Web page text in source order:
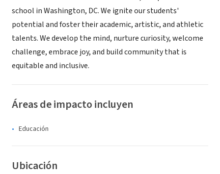
school in Washington, DC. We ignite our students'
potential and foster their academic, artistic, and athletic
talents. We develop the mind, nurture curiosity, welcome
challenge, embrace joy, and build community that is
equitable and inclusive.
Áreas de impacto incluyen
Educación
Ubicación